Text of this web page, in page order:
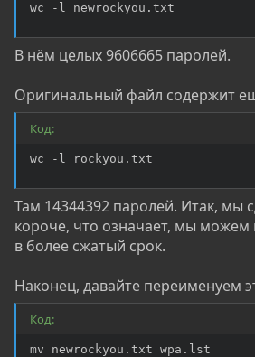
wc -l newrockyou.txt
В нём целых 9606665 паролей.
Оригинальный файл содержит
Код:
wc -l rockyou.txt
Там 14344392 паролей. Итак, мы
короче, что означает, мы можем
в более сжатый срок.
Наконец, давайте переименуем
Код:
mv newrockyou.txt wpa.lst